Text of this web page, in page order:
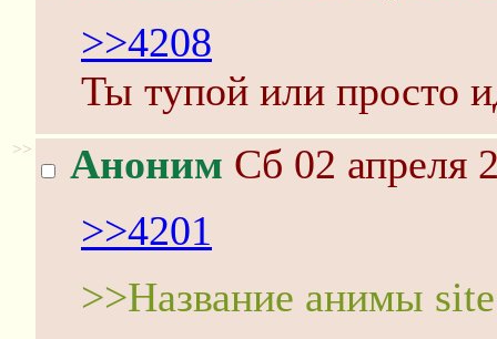
>>4208
Ты тупой или просто
>> Аноним Сб 02 апреля
>>4201
>>Название анимы